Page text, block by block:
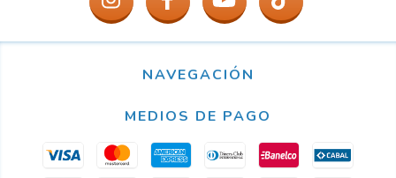
NAVEGACIÓN
MEDIOS DE PAGO